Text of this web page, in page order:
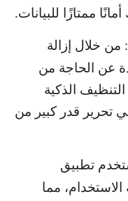
ممتازًا للبيانات.
خلال إزالة
عن الحاجة من
الذكية
تحرير قدر كبير من
تطبيق
مما